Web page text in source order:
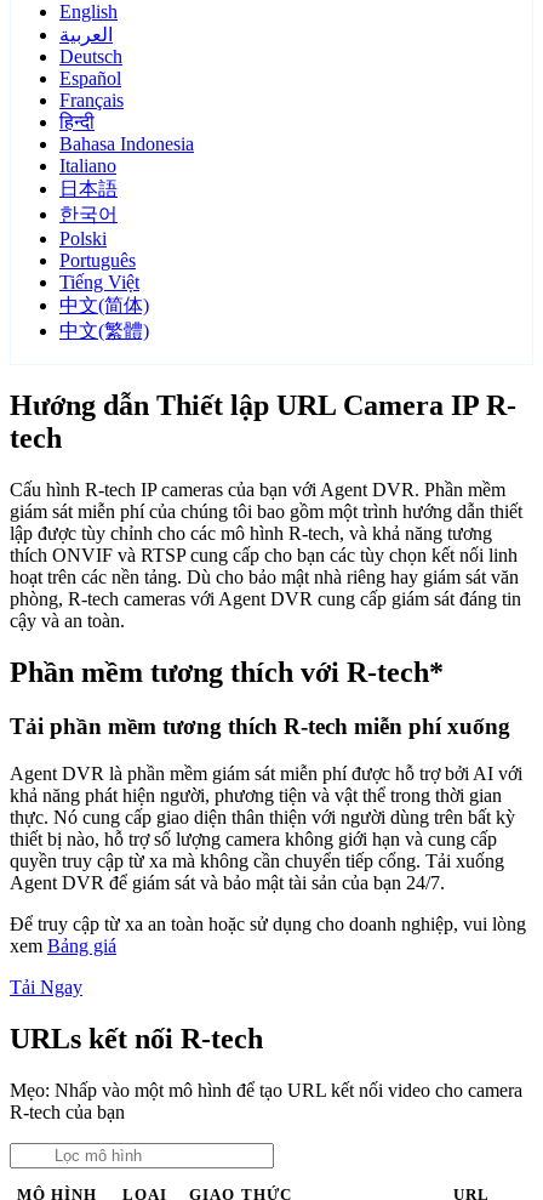
English
العربية
Deutsch
Español
Français
हिन्दी
Bahasa Indonesia
Italiano
日本語
한국어
Polski
Português
Tiếng Việt
中文(简体)
中文(繁體)
Hướng dẫn Thiết lập URL Camera IP R-
tech
Cấu hình R-tech IP cameras của bạn với Agent DVR. Phần mềm
giám sát miễn phí của chúng tôi bao gồm một trình hướng dẫn thiết
lập được tùy chỉnh cho các mô hình R-tech, và khả năng tương
thích ONVIF và RTSP cung cấp cho bạn các tùy chọn kết nối linh
hoạt trên các nền tảng. Dù cho bảo mật nhà riêng hay giám sát văn
phòng, R-tech cameras với Agent DVR cung cấp giám sát đáng tin
cậy và an toàn.
Phần mềm tương thích với R-tech*
Tải phần mềm tương thích R-tech miễn phí xuống
Agent DVR là phần mềm giám sát miễn phí được hỗ trợ bởi AI với
khả năng phát hiện người, phương tiện và vật thể trong thời gian
thực. Nó cung cấp giao diện thân thiện với người dùng trên bất kỳ
thiết bị nào, hỗ trợ số lượng camera không giới hạn và cung cấp
quyền truy cập từ xa mà không cần chuyển tiếp cổng. Tải xuống
Agent DVR để giám sát và bảo mật tài sản của bạn 24/7.
Để truy cập từ xa an toàn hoặc sử dụng cho doanh nghiệp, vui lòng
xem Bảng giá
Tải Ngay
URLs kết nối R-tech
Mẹo: Nhấp vào một mô hình để tạo URL kết nối video cho camera
R-tech của bạn
MÔ HÌNH LOẠI GIAO THỨC URL